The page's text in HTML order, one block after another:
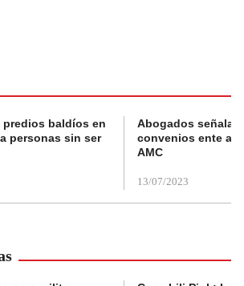
predios baldíos en
personas sin ser
Abogados
convenios ente
AMC
13/07/2023